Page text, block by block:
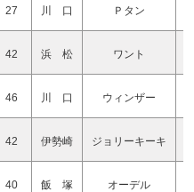
27 川 口 Ｐタン
42 浜 松 ワント
46 川 口 ウィンザー
42 伊勢崎 ジョリーキーキ
40 飯 塚 オーデル